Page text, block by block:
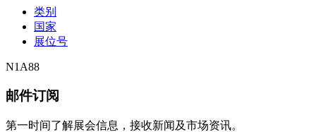
类别
国家
展位号
N1A88
邮件订阅
第一时间了解展会信息，接收新闻及市场资讯。